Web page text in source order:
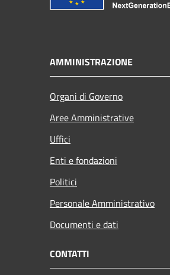
AMMINISTRAZIONE
Organi di Governo
Aree Amministrative
Uffici
Enti e fondazioni
Politici
Personale Amministrativo
Documenti e dati
CONTATTI